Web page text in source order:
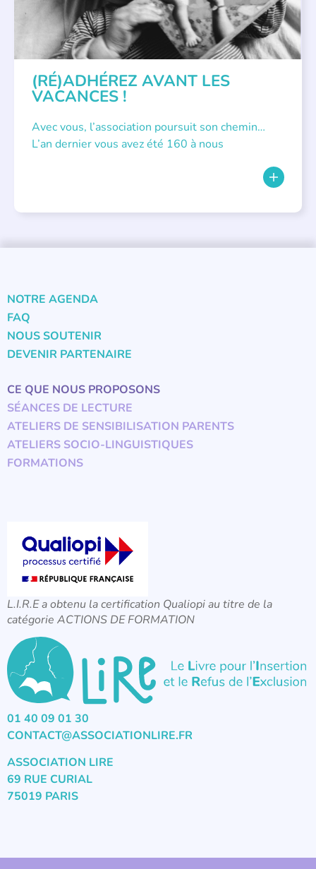
(RÉ)ADHÉREZ AVANT LES
VACANCES !
Avec vous, l’association poursuit son chemin…
L’an dernier vous avez été 160 à nous
NOTRE AGENDA
FAQ
NOUS SOUTENIR
DEVENIR PARTENAIRE
CE QUE NOUS PROPOSONS
SÉANCES DE LECTURE
ATELIERS DE SENSIBILISATION PARENTS
ATELIERS SOCIO-LINGUISTIQUES
FORMATIONS
L.I.R.E a obtenu la certification Qualiopi au titre de la
catégorie ACTIONS DE FORMATION
01 40 09 01 30
CONTACT@ASSOCIATIONLIRE.FR
ASSOCIATION LIRE
69 RUE CURIAL
75019 PARIS